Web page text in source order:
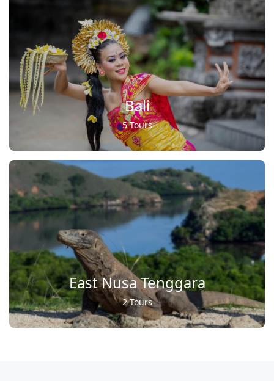
Bali
5 Tours
East Nusa Tenggara
2 Tours